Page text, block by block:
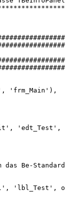
'frm_Main'),
'edt_Test',
das
Be-
'lbl_Test',